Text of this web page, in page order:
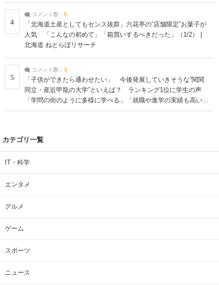
4
コメント数： 5
「北海道土産としてもセンス抜群」六花亭の“店舗限定”お菓子が
人気 「こんなの初めて」「箱買いするべきだった」（1/2） |
北海道 ねとらぼリサーチ
5
コメント数： 3
「子供ができたら通わせたい」 今後発展していきそうな“関関
同立・産近甲龍の大学”といえば？ ランキング1位に学生の声
「学問の街のように多様に学べる」「就職や進学の実績も高い」
| 大学 ねとらぼリサーチ
カテゴリ一覧
IT・科学
エンタメ
グルメ
ゲーム
スポーツ
ニュース